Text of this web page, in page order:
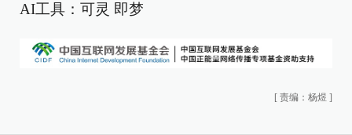
AI工具：可灵 即梦
[ 责编：杨煜 ]